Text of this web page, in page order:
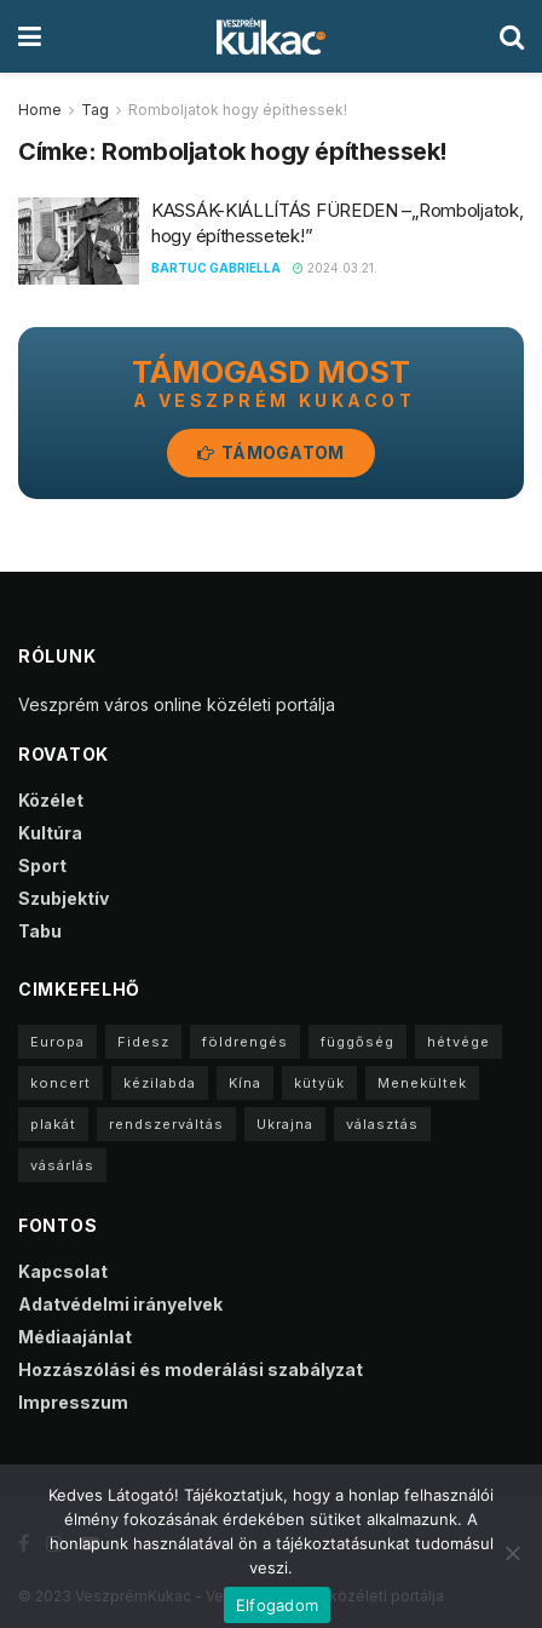
Home Tag Romboljatok hogy építhessek!
Címke: Romboljatok hogy építhessek!
KASSÁK-KIÁLLÍTÁS FÜREDEN –„Romboljatok,
hogy építhessetek!”
BARTUC GABRIELLA 2024.03.21.
TÁMOGASD MOST
A VESZPRÉM KUKACOT
TÁMOGATOM
RÓLUNK
Veszprém város online közéleti portálja
ROVATOK
Közélet
Kultúra
Sport
Szubjektív
Tabu
CIMKEFELHŐ
Europa Fidesz földrengés függőség hétvége
koncert kézilabda Kína kütyük Menekültek
plakát rendszerváltás Ukrajna választás
vásárlás
FONTOS
Kapcsolat
Adatvédelmi irányelvek
Médiaajánlat
Hozzászólási és moderálási szabályzat
Impresszum
© 2023 VeszprémKukac - Veszprém online közéleti portálja
Kedves Látogató! Tájékoztatjuk, hogy a honlap felhasználói
élmény fokozásának érdekében sütiket alkalmazunk. A
honlapunk használatával ön a tájékoztatásunkat tudomásul
veszi.
Elfogadom